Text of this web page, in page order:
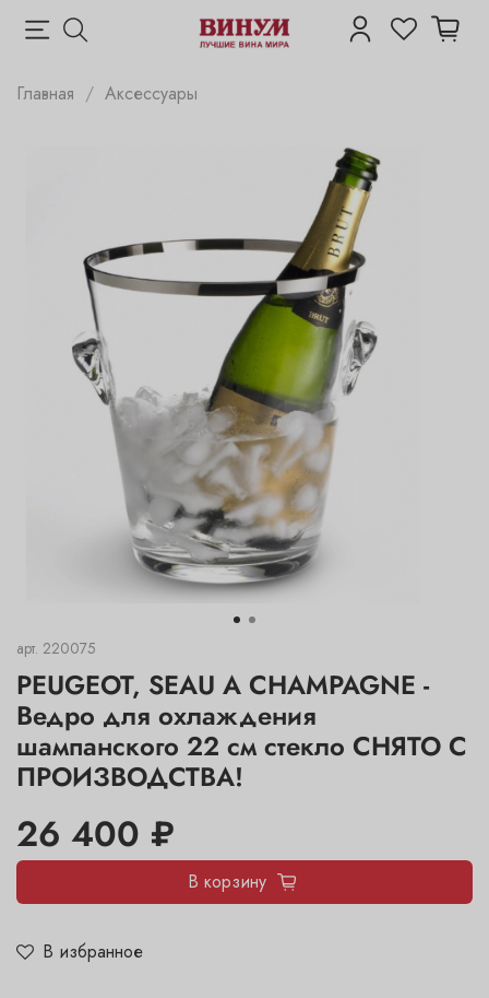
Главная Аксессуары
арт. 220075
PEUGEOT, SEAU A CHAMPAGNE -
Ведро для охлаждения
шампанского 22 см стекло СНЯТО С
ПРОИЗВОДСТВА!
В избранное
26 400 ₽
В корзину